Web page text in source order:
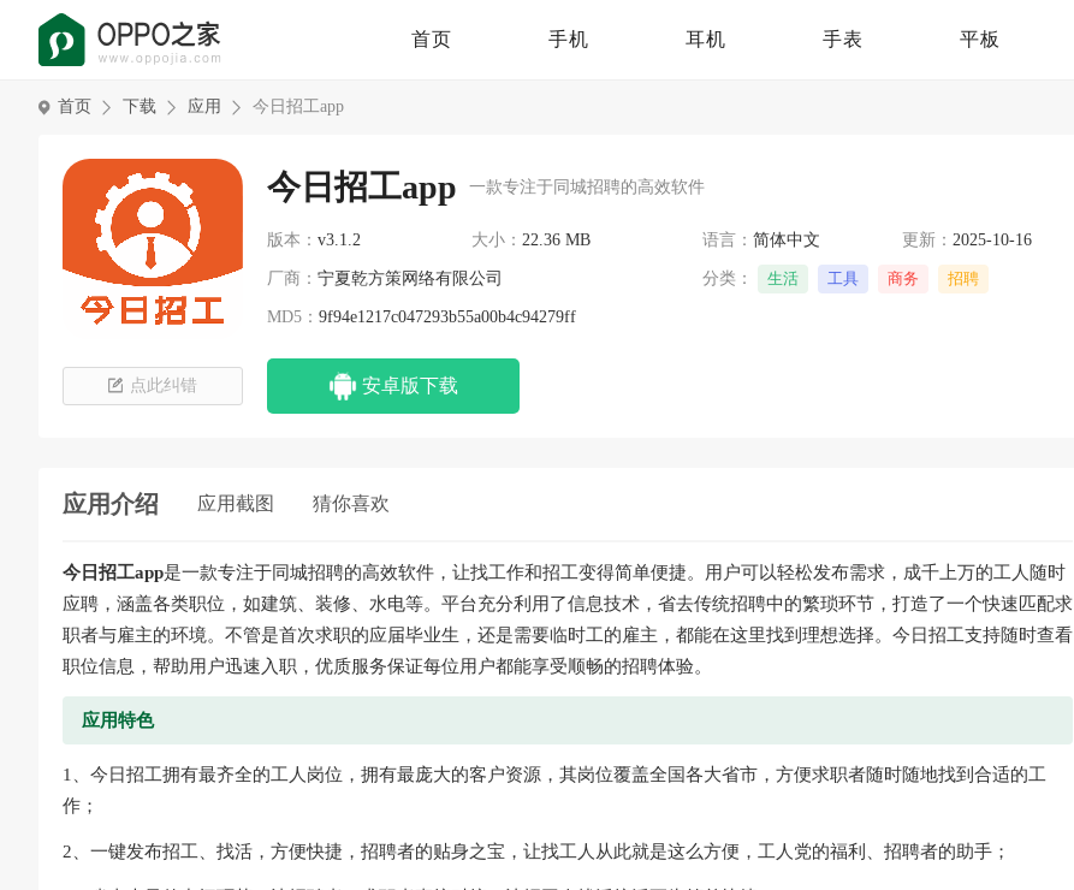
首页 手机 耳机 手表 平板
首页 下载 应用 今日招工app
点此纠错
今日招工app 一款专注于同城招聘的高效软件
版本： v3.1.2 大小：22.36 MB 语言： 简体中文 更新： 2025-10-16
厂商： 宁夏乾方策网络有限公司 分类： 生活 工具 商务 招聘
MD5： 9f94e1217c047293b55a00b4c94279ff
安卓版下载
应用介绍 应用截图 猜你喜欢
今日招工app是一款专注于同城招聘的高效软件，让找工作和招工变得简单便捷。用户可以轻松发布需求，成千上万的工人随时
应聘，涵盖各类职位，如建筑、装修、水电等。平台充分利用了信息技术，省去传统招聘中的繁琐环节，打造了一个快速匹配求
职者与雇主的环境。不管是首次求职的应届毕业生，还是需要临时工的雇主，都能在这里找到理想选择。今日招工支持随时查看
职位信息，帮助用户迅速入职，优质服务保证每位用户都能享受顺畅的招聘体验。
应用特色
1、今日招工拥有最齐全的工人岗位，拥有最庞大的客户资源，其岗位覆盖全国各大省市，方便求职者随时随地找到合适的工
作；
2、一键发布招工、找活，方便快捷，招聘者的贴身之宝，让找工人从此就是这么方便，工人党的福利、招聘者的助手；